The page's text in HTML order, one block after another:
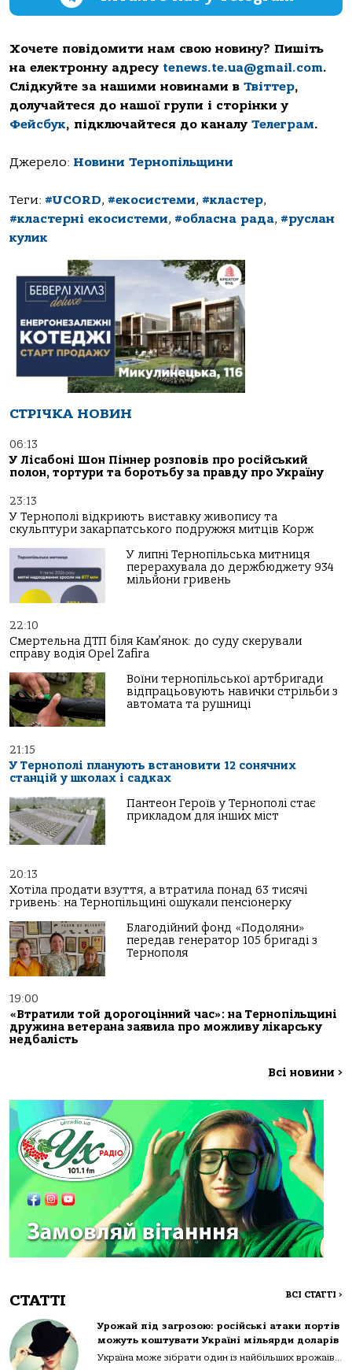
Хочете повідомити нам свою новину? Пишіть
на електронну адресу tenews.te.ua@gmail.com.
Слідкуйте за нашими новинами в Твіттер,
долучайтеся до нашої групи і сторінки у
Фейсбук, підключайтеся до каналу Телеграм.
Джерело: Новини Тернопільщини
Теги: #UCORD, #екосистеми, #кластер,
#кластерні екосистеми, #обласна рада, #руслан
кулик
СТРІЧКА НОВИН
06:13
У Лісабоні Шон Піннер розповів про російський
полон, тортури та боротьбу за правду про Україну
23:13
У Тернополі відкриють виставку живопису та
скульптури закарпатського подружжя митців Корж
У липні Тернопільська митниця
перерахувала до держбюджету 934
мільйони гривень
22:10
Смертельна ДТП біля Кам’янок: до суду скерували
справу водія Opel Zafira
Воїни тернопільської артбригади
відпрацьовують навички стрільби з
автомата та рушниці
21:15
У Тернополі планують встановити 12 сонячних
станцій у школах і садках
Пантеон Героїв у Тернополі стає
прикладом для інших міст
20:13
Хотіла продати взуття, а втратила понад 63 тисячі
гривень: на Тернопільщині ошукали пенсіонерку
Благодійний фонд «Подоляни»
передав генератор 105 бригаді з
Тернополя
19:00
«Втратили той дорогоцінний час»: на Тернопільщині
дружина ветерана заявила про можливу лікарську
недбалість
Всі новини >
СТАТТІ ВСІ СТАТТІ >
Урожай під загрозою: російські атаки портів
можуть коштувати Україні мільярди доларів
Україна може зібрати один із найбільших врожаїв...